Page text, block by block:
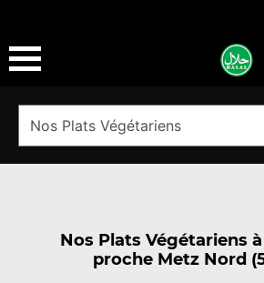
Nos Plats Végétariens
proche Metz Nord